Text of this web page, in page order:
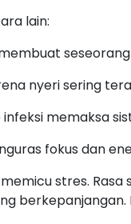
lain:
nyeri sering
infeksi memaksa
fokus dan
stres.